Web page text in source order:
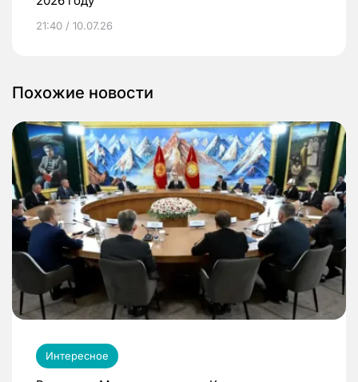
21:40 / 10.07.26
Похожие новости
Интересное